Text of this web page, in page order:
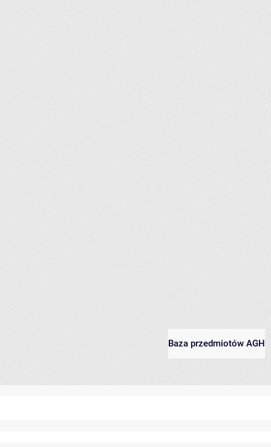
Baza przedmiotów AGH